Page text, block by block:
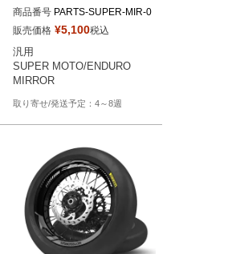
商品番号 PARTS-SUPER-MIR-0
1
販売価格 ¥5,100税込
汎用
SUPER MOTO/ENDURO
MIRROR
4～8週